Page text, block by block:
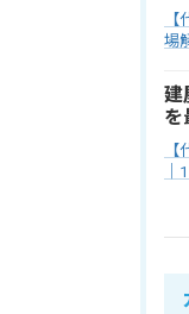
場
建
を